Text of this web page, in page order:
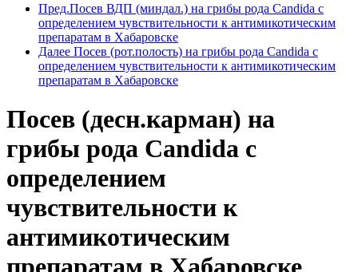
Пред.Посев ВДП (миндал.) на грибы рода Candida с
определением чувствительности к антимикотическим
препаратам в Хабаровске
Далее Посев (рот.полость) на грибы рода Candida с
определением чувствительности к антимикотическим
препаратам в Хабаровске
Посев (десн.карман) на
грибы рода Candida с
определением
чувствительности к
антимикотическим